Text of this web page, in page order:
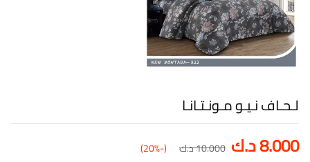
لـحـاف نـيـو مـونـتـانـا
8.000د.ك 10.000د.ك
(-20%)